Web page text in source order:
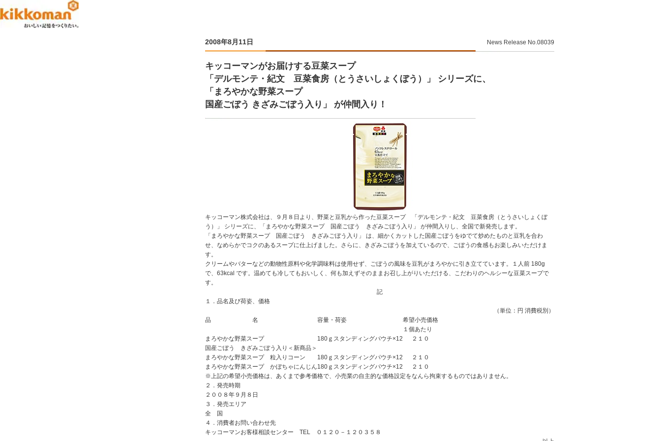
2008年8月11日 News Release No.08039
キッコーマンがお届けする豆菜スープ
「デルモンテ・紀文 豆菜食房（とうさいしょくぼう）」 シリーズに、
「まろやかな野菜スープ
国産ごぼう きざみごぼう入り」 が仲間入り！
キッコーマン株式会社は、９月８日より、野菜と豆乳から作った豆菜スープ 「デルモンテ・紀文 豆菜食房（とうさいしょくぼ
う）」 シリーズに、「まろやかな野菜スープ 国産ごぼう きざみごぼう入り」 が仲間入りし、全国で新発売します。
「まろやかな野菜スープ 国産ごぼう きざみごぼう入り」 は、細かくカットした国産ごぼうをゆでて炒めたものと豆乳を合わ
せ、なめらかでコクのあるスープに仕上げました。さらに、きざみごぼうを加えているので、ごぼうの食感もお楽しみいただけま
す。
クリームやバターなどの動物性原料や化学調味料は使用せず、ごぼうの風味を豆乳がまろやかに引き立てています。１人前 180g
で、63kcal です。温めても冷してもおいしく、何も加えずそのままお召し上がりいただける、こだわりのヘルシーな豆菜スープで
す。
記
１．品名及び荷姿、価格
（単位：円 消費税別）
品 名
容量・荷姿
希望小売価格
１個あたり
まろやかな野菜スープ
国産ごぼう きざみごぼう入り＜新商品＞
180ｇスタンディングパウチ×12 ２１０
まろやかな野菜スープ 粒入りコーン 180ｇスタンディングパウチ×12
２１０
まろやかな野菜スープ かぼちゃにんじん180ｇスタンディングパウチ×12
２１０
※上記の希望小売価格は、あくまで参考価格で、小売業の自主的な価格設定をなんら拘束するものではありません。
２．発売時期
２００８年９月８日
３．発売エリア
全 国
４．消費者お問い合わせ先
キッコーマンお客様相談センター TEL ０１２０－１２０３５８